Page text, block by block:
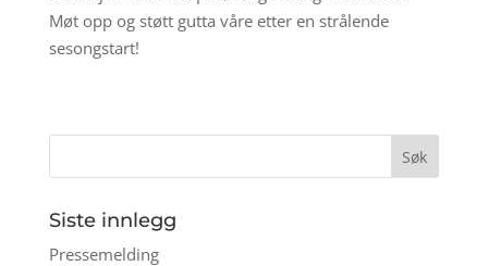
Møt opp og støtt gutta våre etter en strålende
sesongstart!
Siste innlegg
Pressemelding